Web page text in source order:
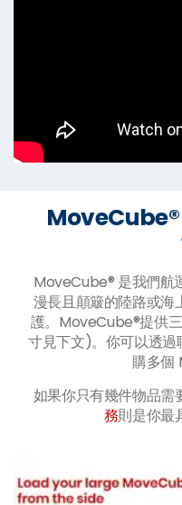
MoveCube®
MoveCube® 是我們航
漫長且顛簸的陸路或海
護。MoveCube®提供
寸見下文)。你可以透過
購多個
如果你只有幾件物品需
務則是你最